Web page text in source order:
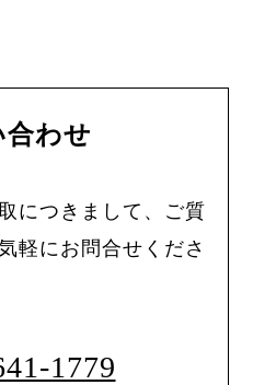
合わせ
につきまして、ご質
軽にお問合せくださ
1779